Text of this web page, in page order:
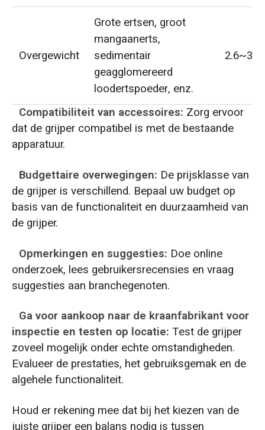
Overgewicht
Grote ertsen, groot
mangaanerts,
sedimentair
geagglomereerd
loodertspoeder, enz.
2.6~3.3
Compatibiliteit van accessoires: Zorg ervoor
dat de grijper compatibel is met de bestaande
apparatuur.
Budgettaire overwegingen: De prijsklasse van
de grijper is verschillend. Bepaal uw budget op
basis van de functionaliteit en duurzaamheid van
de grijper.
Opmerkingen en suggesties: Doe online
onderzoek, lees gebruikersrecensies en vraag
suggesties aan branchegenoten.
Ga voor aankoop naar de kraanfabrikant voor
inspectie en testen op locatie: Test de grijper
zoveel mogelijk onder echte omstandigheden.
Evalueer de prestaties, het gebruiksgemak en de
algehele functionaliteit.
Houd er rekening mee dat bij het kiezen van de
juiste grijper een balans nodig is tussen